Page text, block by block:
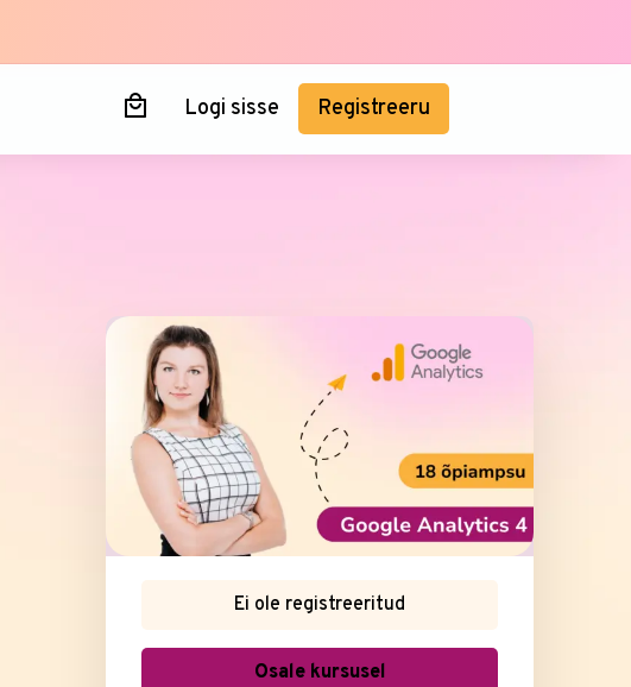
Logi sisse Registreeru
Ei ole registreeritud
Osale kursusel